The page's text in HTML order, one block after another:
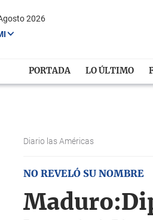
2026
PORTADA LO ÚLTIMO
Diario las Américas
NO REVELÓ SU NOMBRE